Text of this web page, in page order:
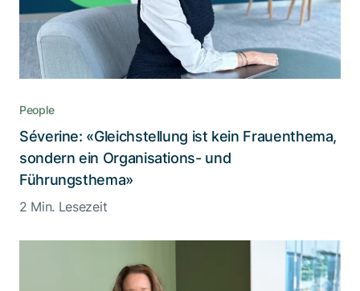
People
Séverine: «Gleichstellung ist kein Frauenthema,
sondern ein Organisations- und
Führungsthema»
2 Min. Lesezeit